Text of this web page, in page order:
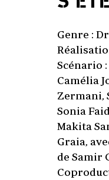
Genre :
Scénario
Camélia
Zermani,
Sonia
Makita
Graia,
de Samir